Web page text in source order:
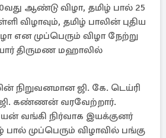
ஆண்டு விழா, தமிழ் பால் 25
தமிழ் பாலின் புதிய
என முப்பெரும் விழா நேற்று
திருமண மஹாலில்
நிறுவனமான ஜி. கே. டெய்ரி
ஜி. கண்ணன் வரவேற்றார்.
வங்கி நிர்வாக இயக்குனர்
முப்பெரும் விழாவில் பங்கு